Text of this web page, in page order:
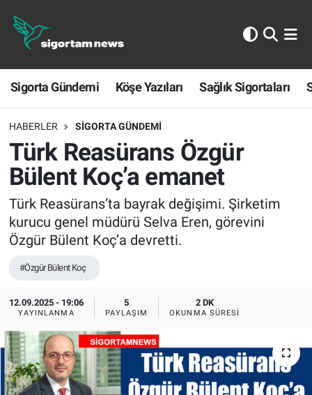
Sigorta Gündemi Köşe Yazıları Sağlık Sigortaları
HABERLER SIGORTA GÜNDEMI
Türk Reasürans Özgür
Bülent Koç’a emanet
Türk Reasürans’ta bayrak değişimi. Şirketim
kurucu genel müdürü Selva Eren, görevini
Özgür Bülent Koç’a devretti.
#Özgür Bülent Koç
12.09.2025 - 19:06
YAYINLANMA
5
PAYLAŞIM
2 DK
OKUNMA SÜRESI
Sigorta Gündemi
Köşe Yazıları
Sağlık Sigortaları
Sporun Sigortası
Ekonomi